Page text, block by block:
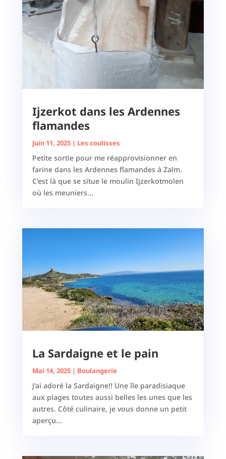
Ijzerkot dans les Ardennes
flamandes
Juin 11, 2025| Les coulisses
Petite sortie pour me réapprovisionner en
farine dans les Ardennes flamandes à Zalm.
C'est là que se situe le moulin Ijzerkotmolen
où les meuniers...
La Sardaigne et le pain
Mai 14, 2025| Boulangerie
J'ai adoré la Sardaigne!! Une île paradisiaque
aux plages toutes aussi belles les unes que les
autres. Côté culinaire, je vous donne un petit
aperçu...